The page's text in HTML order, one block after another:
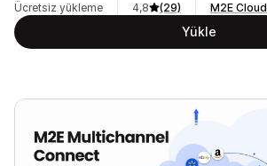
Ücretsiz yükleme
4,8
(29)
M2E Cloud
Yükle